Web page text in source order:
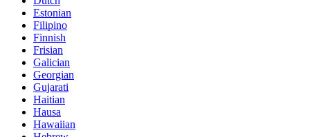
Estonian
Filipino
Finnish
Frisian
Galician
Georgian
Gujarati
Haitian
Hausa
Hawaiian